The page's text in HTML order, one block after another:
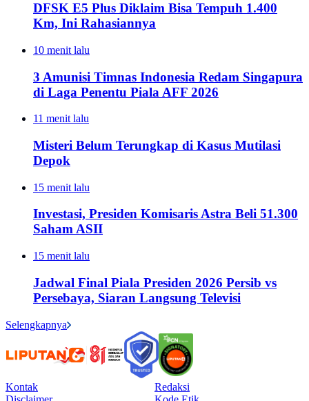
DFSK E5 Plus Diklaim Bisa Tempuh 1.400
Km, Ini Rahasiannya
10 menit lalu
3 Amunisi Timnas Indonesia Redam Singapura
di Laga Penentu Piala AFF 2026
11 menit lalu
Misteri Belum Terungkap di Kasus Mutilasi
Depok
15 menit lalu
Investasi, Presiden Komisaris Astra Beli 51.300
Saham ASII
15 menit lalu
Jadwal Final Piala Presiden 2026 Persib vs
Persebaya, Siaran Langsung Televisi
Selengkapnya
Kontak
Redaksi